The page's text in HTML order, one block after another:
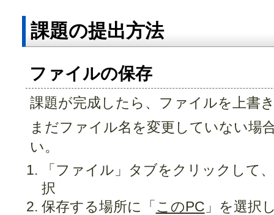
課題の提出方法
ファイルの保存
課題が完成したら、ファイルを上書
まだファイル名を変更していない場
い。
「ファイル」タブをクリックして
択
保存する場所に「このPC 」を選択